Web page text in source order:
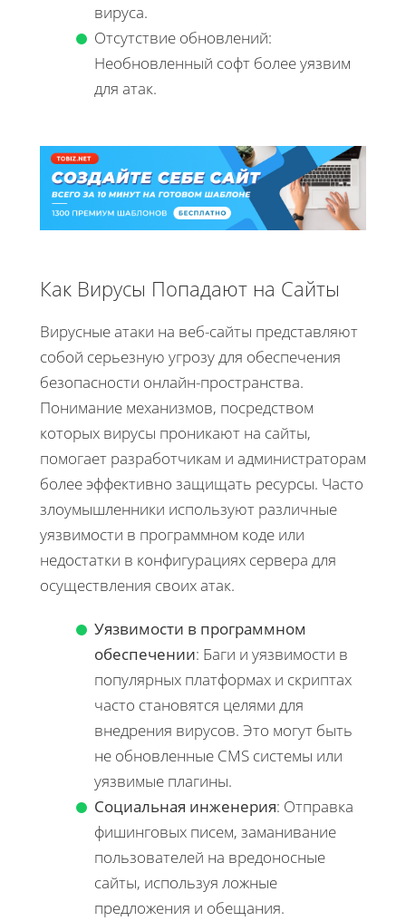
вируса.
Отсутствие обновлений:
Необновленный софт более уязвим
для атак.
Как Вирусы Попадают на Сайты
Вирусные атаки на веб-сайты представляют
собой серьезную угрозу для обеспечения
безопасности онлайн-пространства.
Понимание механизмов, посредством
которых вирусы проникают на сайты,
помогает разработчикам и администраторам
более эффективно защищать ресурсы. Часто
злоумышленники используют различные
уязвимости в программном коде или
недостатки в конфигурациях сервера для
осуществления своих атак.
Уязвимости в программном
обеспечении: Баги и уязвимости в
популярных платформах и скриптах
часто становятся целями для
внедрения вирусов. Это могут быть
не обновленные CMS системы или
уязвимые плагины.
Социальная инженерия: Отправка
фишинговых писем, заманивание
пользователей на вредоносные
сайты, используя ложные
предложения и обещания.